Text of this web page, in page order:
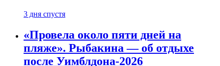
3 дня спустя
«Провела около пяти дней на
пляже». Рыбакина — об отдыхе
после Уимблдона-2026